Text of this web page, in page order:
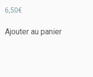
6,50€
Ajouter au panier